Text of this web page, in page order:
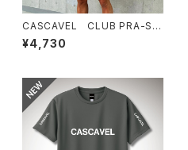
CASCAVEL CLUB PRA-SHI
RT シルバーグレー
¥4,730